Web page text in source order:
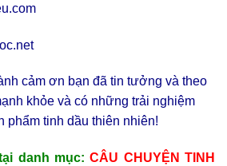
cảm ơn bạn đã tin tưởng và theo
khỏe và có những trải nghiệm
phẩm tinh dầu thiên nhiên!
danh mục: CÂU CHUYỆN TINH